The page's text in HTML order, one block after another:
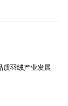
质羽绒产业发展